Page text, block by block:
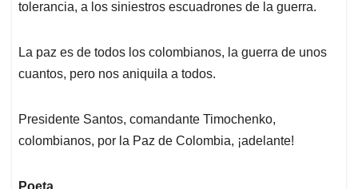
tolerancia, a los siniestros escuadrones de la guerra.
La paz es de todos los colombianos, la guerra de unos
cuantos, pero nos aniquila a todos.
Presidente Santos, comandante Timochenko,
colombianos, por la Paz de Colombia, ¡adelante!